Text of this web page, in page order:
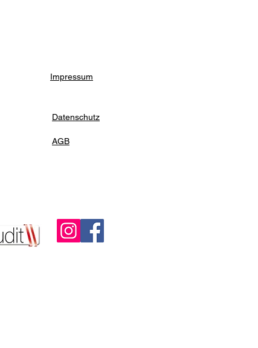
Impressum
Datenschutz
AGB